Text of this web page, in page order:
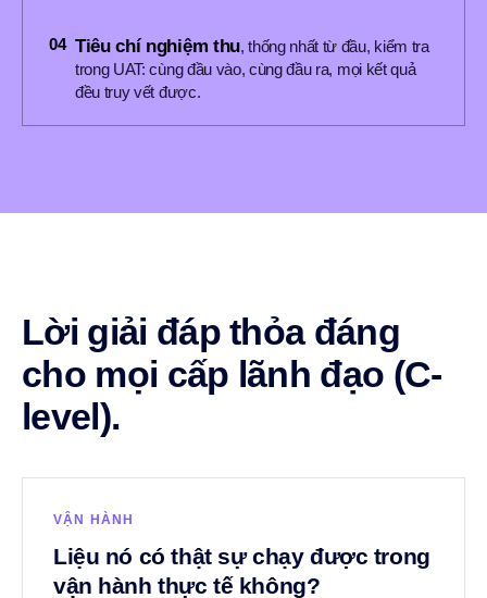
04 Tiêu chí nghiệm thu, thống nhất từ đầu, kiểm tra
trong UAT: cùng đầu vào, cùng đầu ra, mọi kết quả
đều truy vết được.
Lời giải đáp thỏa đáng
cho mọi cấp lãnh đạo (C-
level).
VẬN HÀNH
Liệu nó có thật sự chạy được trong
vận hành thực tế không?